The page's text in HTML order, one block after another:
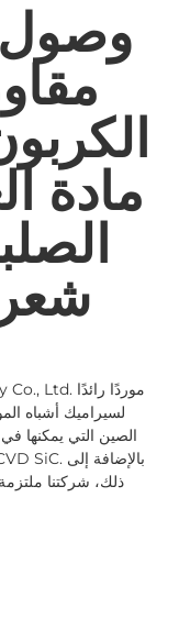
وصول
مادة
لسيراميك أشباه
الصين التي يمكنها
ذلك، شركتنا ملتزمة